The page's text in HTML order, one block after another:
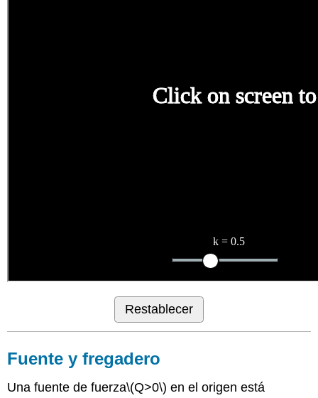
Restablecer
Fuente y fregadero
Una fuente de fuerza\(Q>0\) en el origen está